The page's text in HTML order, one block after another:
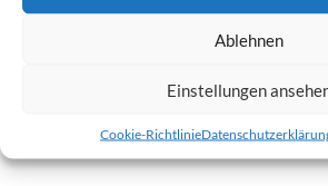
Ablehnen
Einstellungen
Cookie-Richtlinie
w3-07.01.2012.jpg